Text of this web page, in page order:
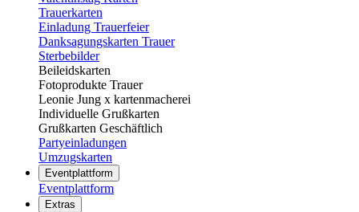
Trauerkarten
Einladung Trauerfeier
Danksagungskarten Trauer
Sterbebilder
Beileidskarten
Fotoprodukte Trauer
Leonie Jung x kartenmacherei
Individuelle Grußkarten
Grußkarten Geschäftlich
Partyeinladungen
Umzugskarten
Eventplattform
Eventplattform
Extras